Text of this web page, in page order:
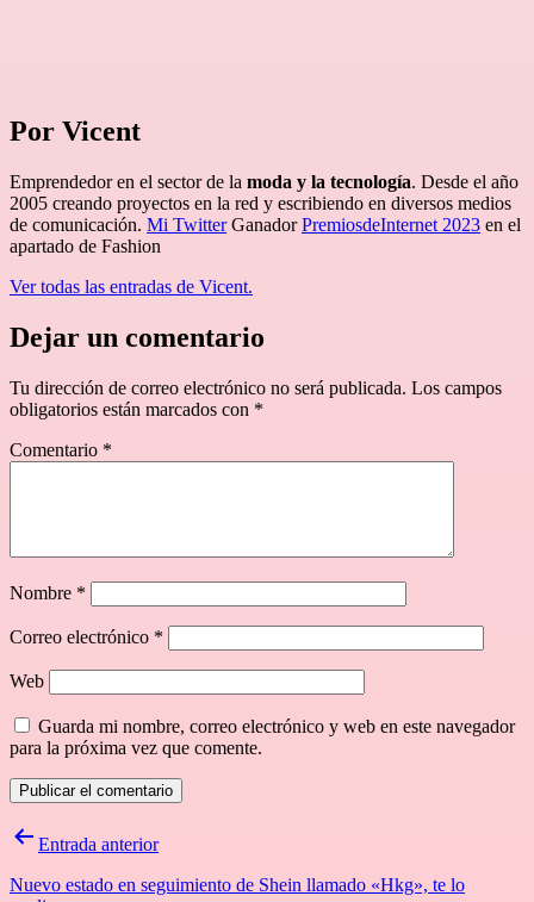
Por Vicent
Emprendedor en el sector de la moda y la tecnología. Desde el año
2005 creando proyectos en la red y escribiendo en diversos medios
de comunicación. Mi TwitterGanadorPremiosdeInternet 2023 en el
apartado de Fashion
Ver todas las entradas de Vicent.
Dejar un comentario
Tu dirección de correo electrónico no será publicada. Los campos
obligatorios están marcados con *
Comentario *
Nombre *
Correo electrónico *
Web
Guarda mi nombre, correo electrónico y web en este navegador
para la próxima vez que comente.
Navegación
Entrada anterior
Nuevo estado en seguimiento de Shein llamado «Hkg», te lo